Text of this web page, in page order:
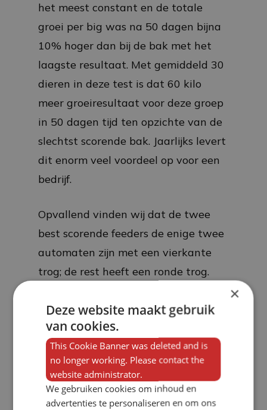
het meest constant en de totale
groei per big was na 50 dagen bijna
10% hoger dan bij de bak met het
laagste resultaat. Met gemiddeld 30
dieren in deze test is dat 60 kilo
meer groeiresultaat voor deze groep
in 50 dagen tijd ten opzichte van de
slechtst scorende bak. Jaarlijks levert
dit enorm veel voordeel op voor een
bedrijf.
Opvallend vinden wij dat de twee
best scorende feeders de enige twee
automaten zijn met een vierkante
trog; de rest heeft een ronde trog.
Test result page 1
Test result page 2
Test result page 3
Test result page 4
×
Deze website maakt gebruik
van cookies.
This Cookie Banner was deleted and is
no longer working. Please contact the
website administrator.
We gebruiken cookies om inhoud en
advertenties te personaliseren en om ons